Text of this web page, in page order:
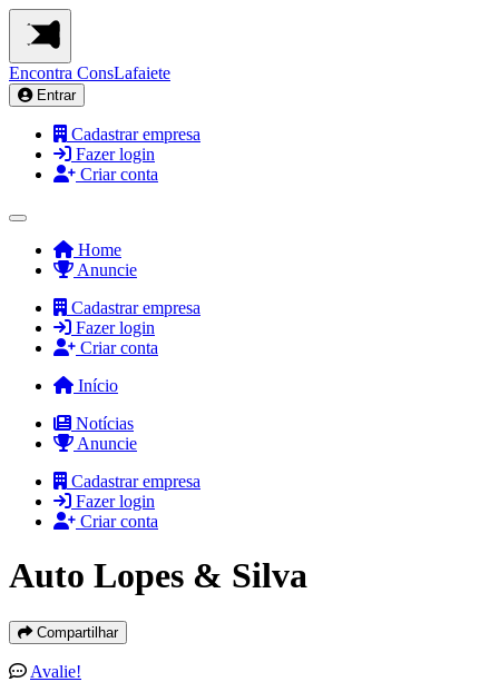
Encontra ConsLafaiete
Entrar
Cadastrar empresa
Fazer login
Criar conta
Home
Anuncie
Cadastrar empresa
Fazer login
Criar conta
Início
Notícias
Anuncie
Cadastrar empresa
Fazer login
Criar conta
Auto Lopes & Silva
Compartilhar
Avalie!